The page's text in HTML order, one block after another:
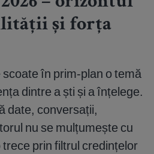
și forța
în prim-plan o temă
dintre a ști și a înțelege.
date, conversații,
nu se mulțumește cu
prin filtrul credințelor